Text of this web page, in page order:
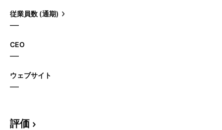
従業員数 (通期)
—
CEO
—
ウェブサイト
—
評価